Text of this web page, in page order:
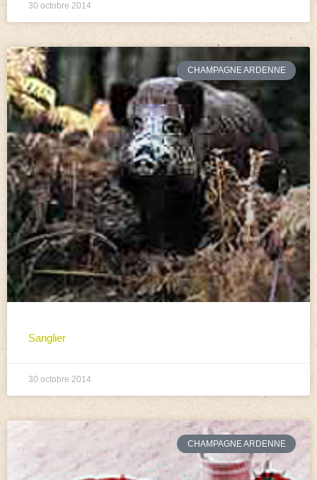
30 octobre 2014
CHAMPAGNE ARDENNE
Sanglier
30 octobre 2014
CHAMPAGNE ARDENNE